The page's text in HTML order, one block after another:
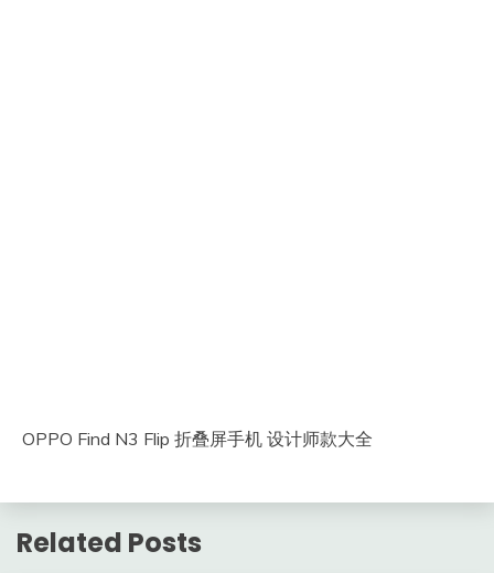
OPPO Find N3 Flip 折叠屏手机 设计师款大全
Related Posts